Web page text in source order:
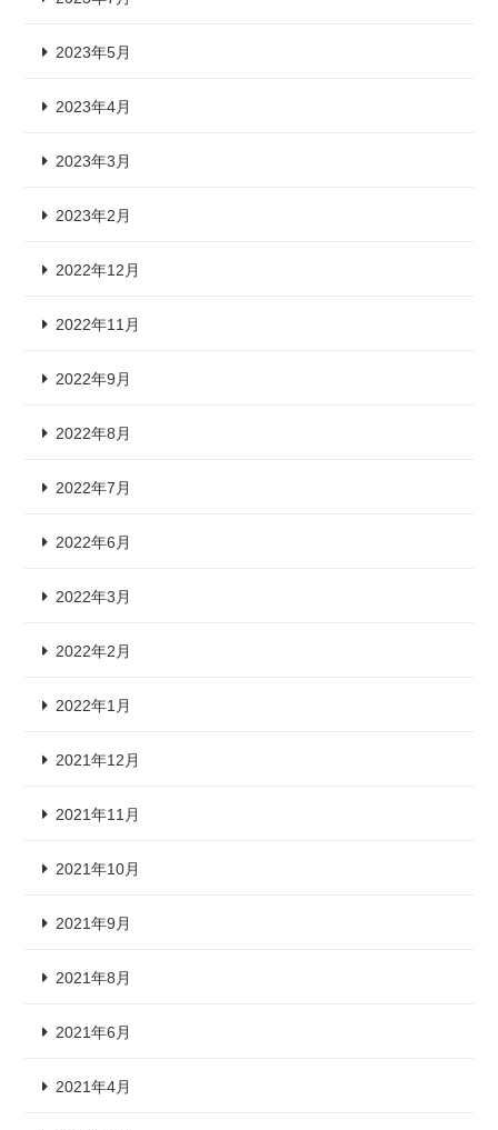
2023年5月
2023年4月
2023年3月
2023年2月
2022年12月
2022年11月
2022年9月
2022年8月
2022年7月
2022年6月
2022年3月
2022年2月
2022年1月
2021年12月
2021年11月
2021年10月
2021年9月
2021年8月
2021年6月
2021年4月